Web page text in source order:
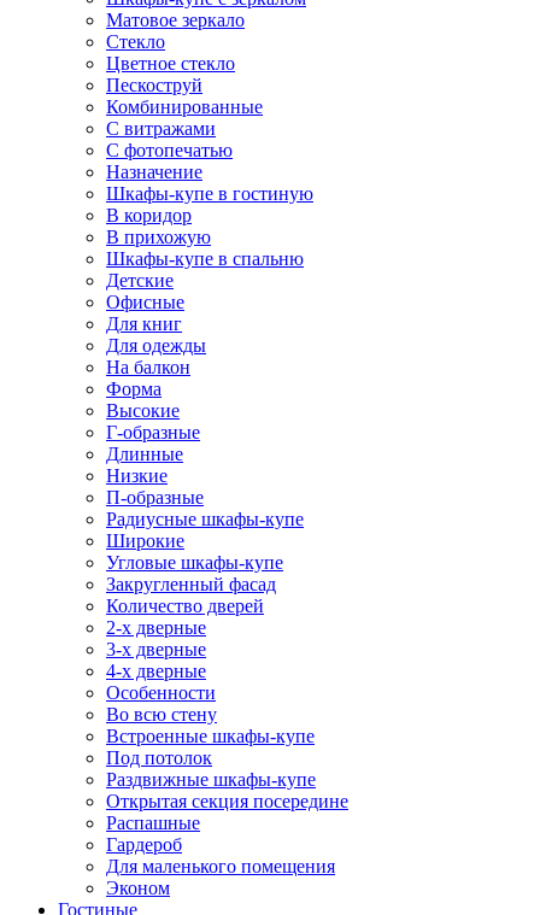
Матовое зеркало
Стекло
Цветное стекло
Пескоструй
Комбинированные
С витражами
С фотопечатью
Назначение
Шкафы-купе в гостиную
В коридор
В прихожую
Шкафы-купе в спальню
Детские
Офисные
Для книг
Для одежды
На балкон
Форма
Высокие
Г-образные
Длинные
Низкие
П-образные
Радиусные шкафы-купе
Широкие
Угловые шкафы-купе
Закругленный фасад
Количество дверей
2-х дверные
3-х дверные
4-х дверные
Особенности
Во всю стену
Встроенные шкафы-купе
Под потолок
Раздвижные шкафы-купе
Открытая секция посередине
Распашные
Гардероб
Для маленького помещения
Эконом
Гостиные